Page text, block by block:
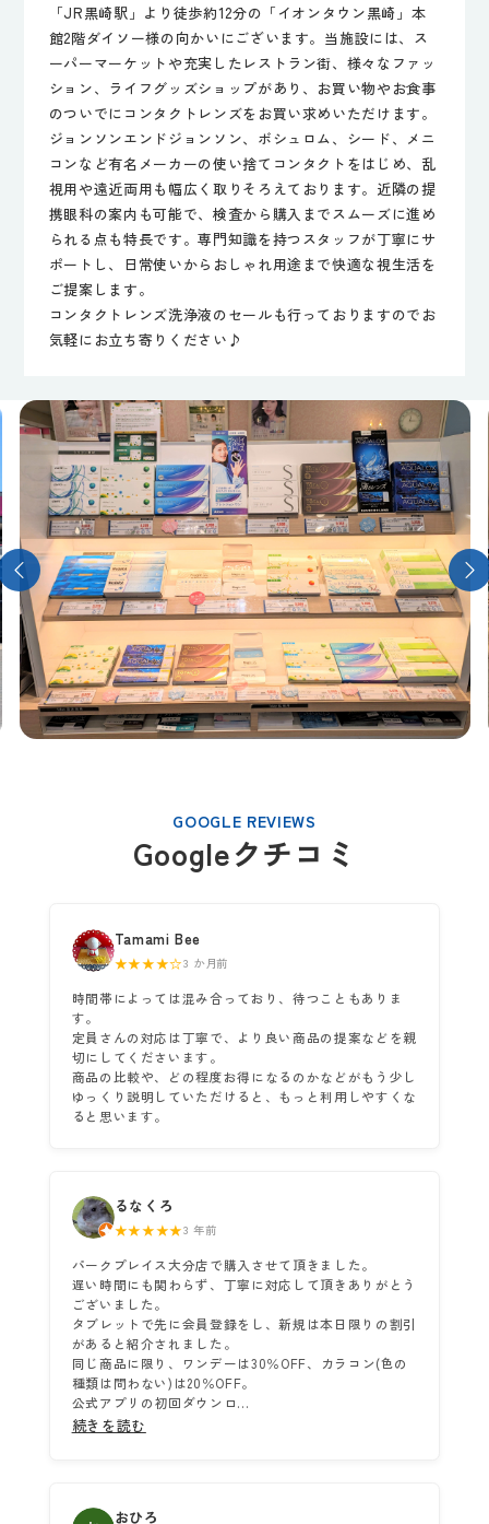
「JR黒崎駅」より徒歩約12分の「イオンタウン黒崎」本
館2階ダイソー様の向かいにございます。当施設には、ス
ーパーマーケットや充実したレストラン街、様々なファッ
ション、ライフグッズショップがあり、お買い物やお食事
のついでにコンタクトレンズをお買い求めいただけます。
ジョンソンエンドジョンソン、ボシュロム、シード、メニ
コンなど有名メーカーの使い捨てコンタクトをはじめ、乱
視用や遠近両用も幅広く取りそろえております。近隣の提
携眼科の案内も可能で、検査から購入までスムーズに進め
られる点も特長です。専門知識を持つスタッフが丁寧にサ
ポートし、日常使いからおしゃれ用途まで快適な視生活を
ご提案します。
コンタクトレンズ洗浄液のセールも行っておりますのでお
気軽にお立ち寄りください♪
GOOGLE REVIEWS
Googleクチコミ
Tamami Bee
★★★★☆3 か月前
時間帯によっては混み合っており、待つこともありま
す。
定員さんの対応は丁寧で、より良い商品の提案などを親
切にしてくださいます。
商品の比較や、どの程度お得になるのかなどがもう少し
ゆっくり説明していただけると、もっと利用しやすくな
ると思います。
るなくろ
★★★★★3 年前
パークプレイス大分店で購入させて頂きました。
遅い時間にも関わらず、丁寧に対応して頂きありがとう
ございました。
タブレットで先に会員登録をし、新規は本日限りの割引
があると紹介されました。
同じ商品に限り、ワンデーは30％OFF、カラコン(色の
種類は問わない)は20％OFF。
公式アプリの初回ダウンロ...
続きを読む
おひろ